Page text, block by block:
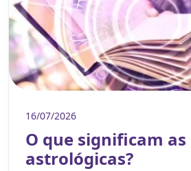
16/07/2026
O que significam as
astrológicas?